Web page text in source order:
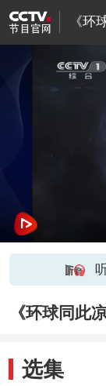
《环
《环球同此
选集